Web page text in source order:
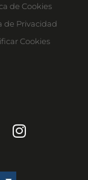
de Cookies
de Privacidad
Cookies